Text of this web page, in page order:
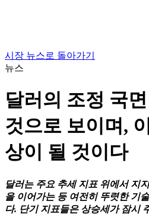
시장 뉴스로 돌아가기
뉴스
달러의 조정 국
것으로 보이며,
상이 될 것이다
달러는 주요 추세 지표 위에서 지
을 이어가는 등 여전히 뚜렷한 기
다. 단기 지표들은 상승세가 잠시